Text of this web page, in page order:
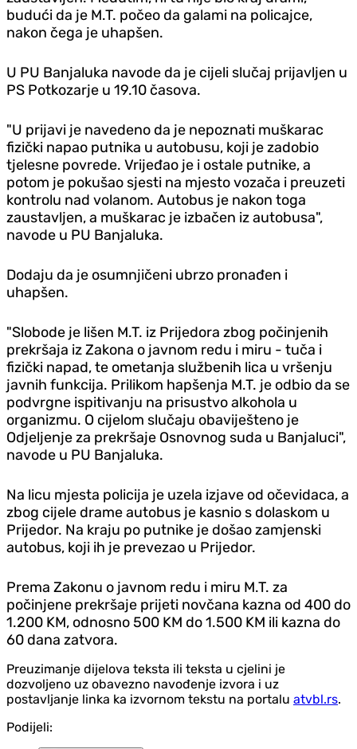
budući da je M.T. počeo da galami na policajce,
nakon čega je uhapšen.
U PU Banjaluka navode da je cijeli slučaj prijavljen u
PS Potkozarje u 19.10 časova.
"U prijavi je navedeno da je nepoznati muškarac
fizički napao putnika u autobusu, koji je zadobio
tjelesne povrede. Vrijeđao je i ostale putnike, a
potom je pokušao sjesti na mjesto vozača i preuzeti
kontrolu nad volanom. Autobus je nakon toga
zaustavljen, a muškarac je izbačen iz autobusa",
navode u PU Banjaluka.
Dodaju da je osumnjičeni ubrzo pronađen i
uhapšen.
"Slobode je lišen M.T. iz Prijedora zbog počinjenih
prekršaja iz Zakona o javnom redu i miru - tuča i
fizički napad, te ometanja službenih lica u vršenju
javnih funkcija. Prilikom hapšenja M.T. je odbio da se
podvrgne ispitivanju na prisustvo alkohola u
organizmu. O cijelom slučaju obaviješteno je
Odjeljenje za prekršaje Osnovnog suda u Banjaluci",
navode u PU Banjaluka.
Na licu mjesta policija je uzela izjave od očevidaca, a
zbog cijele drame autobus je kasnio s dolaskom u
Prijedor. Na kraju po putnike je došao zamjenski
autobus, koji ih je prevezao u Prijedor.
Prema Zakonu o javnom redu i miru M.T. za
počinjene prekršaje prijeti novčana kazna od 400 do
1.200 KM, odnosno 500 KM do 1.500 KM ili kazna do
60 dana zatvora.
Preuzimanje dijelova teksta ili teksta u cjelini je
dozvoljeno uz obavezno navođenje izvora i uz
postavljanje linka ka izvornom tekstu na portalu atvbl.rs.
Podijeli: